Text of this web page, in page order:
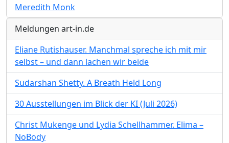
Meredith Monk
Meldungen art-in.de
Eliane Rutishauser. Manchmal spreche ich mit mir
selbst – und dann lachen wir beide
Sudarshan Shetty. A Breath Held Long
30 Ausstellungen im Blick der KI (Juli 2026)
Christ Mukenge und Lydia Schellhammer. Elima –
NoBody